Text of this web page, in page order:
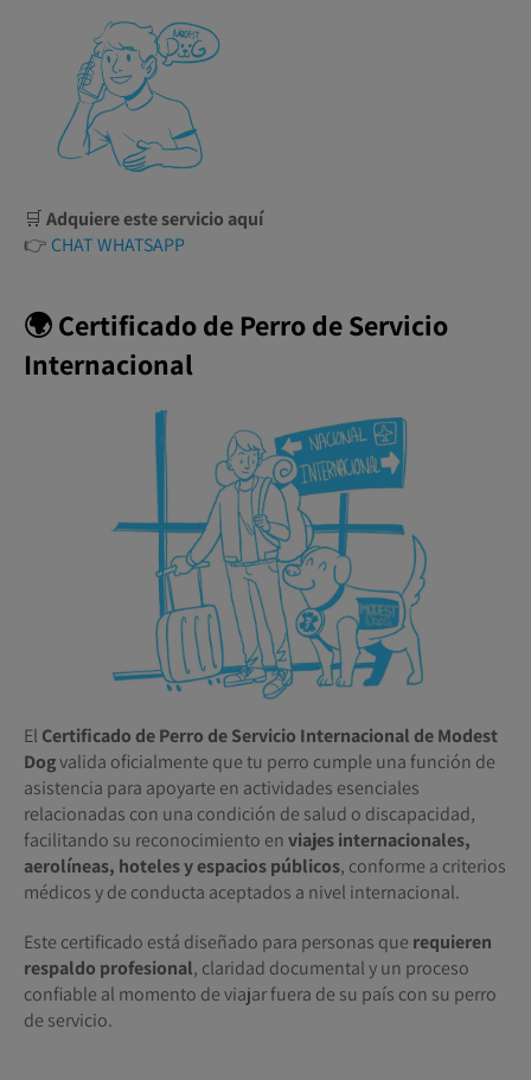
🛒Adquiere este servicio aquí
👉 CHAT WHATSAPP
🌍 Certificado de Perro de Servicio
Internacional
El Certificado de Perro de Servicio Internacional de Modest
Dogvalida oficialmente que tu perro cumple una función de
asistencia para apoyarte en actividades esenciales
relacionadas con una condición de salud o discapacidad,
facilitando su reconocimiento enviajes internacionales,
aerolíneas, hoteles y espacios públicos, conforme a criterios
médicos y de conducta aceptados a nivel internacional.
Este certificado está diseñado para personas que requieren
respaldo profesional, claridad documental y un proceso
confiable al momento de viajar fuera de su país con su perro
de servicio.